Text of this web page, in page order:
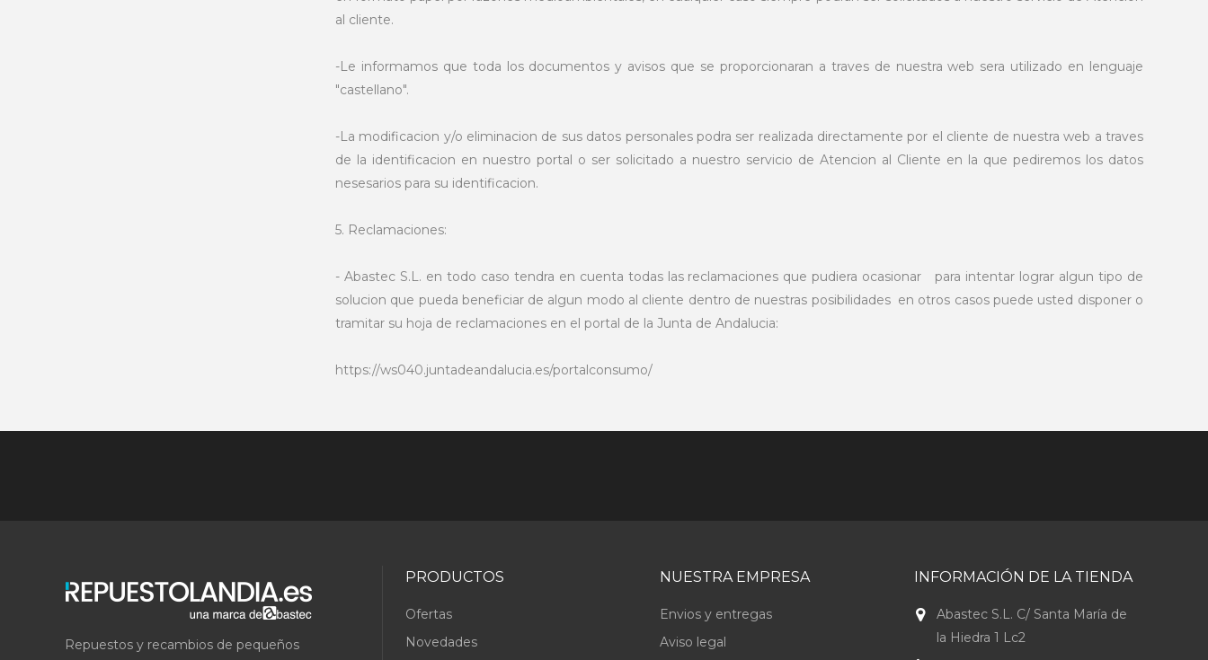
al cliente.
-Le informamos que toda los documentos y avisos que se proporcionaran a traves de nuestra web sera utilizado en lenguaje
"castellano".
-La modificacion y/o eliminacion de sus datos personales podra ser realizada directamente por el cliente de nuestra web a traves
de la identificacion en nuestro portal o ser solicitado a nuestro servicio de Atencion al Cliente en la que pediremos los datos
nesesarios para su identificacion.
5. Reclamaciones:
- Abastec S.L. en todo caso tendra en cuenta todas las reclamaciones que pudiera ocasionar para intentar lograr algun tipo de
solucion que pueda beneficiar de algun modo al cliente dentro de nuestras posibilidades en otros casos puede usted disponer o
tramitar su hoja de reclamaciones en el portal de la Junta de Andalucia:
https://ws040.juntadeandalucia.es/portalconsumo/
Repuestos y recambios de pequeños
PRODUCTOS
Ofertas
Novedades
NUESTRA EMPRESA
Envios y entregas
Aviso legal
INFORMACIÓN DE LA TIENDA
Abastec S.L. C/ Santa María de
la Hiedra 1 Lc2